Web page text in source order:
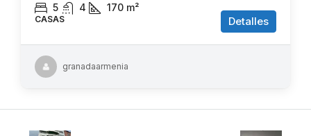
5 4 170 m²
CASAS Detalles
granadaarmenia